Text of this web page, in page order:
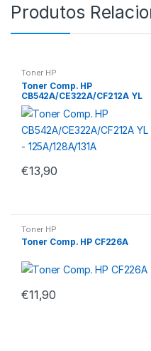
Produtos
Toner HP
Toner Comp. HP
CB542A/CE322A/CF212A YL
– 125A/128A/131A
€13,90
Toner HP
Toner Comp. HP CF226A
€11,90